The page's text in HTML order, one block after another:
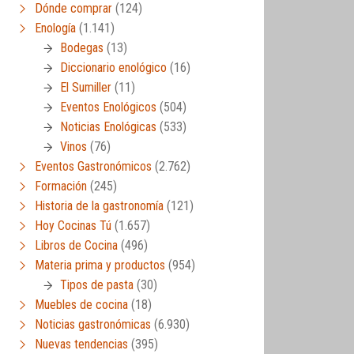
Dónde comprar (124)
Enología (1.141)
Bodegas (13)
Diccionario enológico (16)
El Sumiller (11)
Eventos Enológicos (504)
Noticias Enológicas (533)
Vinos (76)
Eventos Gastronómicos (2.762)
Formación (245)
Historia de la gastronomía (121)
Hoy Cocinas Tú (1.657)
Libros de Cocina (496)
Materia prima y productos (954)
Tipos de pasta (30)
Muebles de cocina (18)
Noticias gastronómicas (6.930)
Nuevas tendencias (395)